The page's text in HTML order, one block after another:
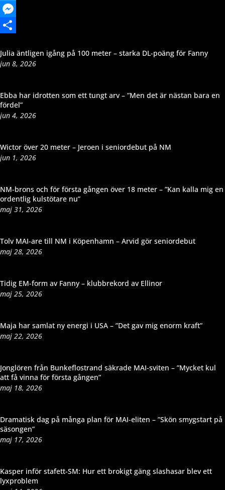
Twitter
Messenger
Julia äntligen igång på 100 meter – starka DL-poäng för Fanny
jun 8, 2026
Ebba har idrotten som ett tungt arv – ”Men det är nästan bara en
fördel”
jun 4, 2026
Wictor över 20 meter – Jeroen i seniordebut på NM
jun 1, 2026
NM-brons och för första gången över 18 meter – ”Kan kalla mig en
ordentlig kulstötare nu”
maj 31, 2026
Tolv MAI-are till NM i Köpenhamn – Arvid gör seniordebut
maj 28, 2026
Tidig EM-form av Fanny – klubbrekord av Ellinor
maj 25, 2026
Maja har samlat ny energi i USA – ”Det gav mig enorm kraft”
maj 22, 2026
Jonglören från Bunkeflostrand säkrade MAI-sviten – ”Mycket kul
att få vinna för första gången”
maj 18, 2026
Dramatisk dag på många plan för MAI-eliten – ”Skön smygstart på
säsongen”
maj 17, 2026
Kasper inför stafett-SM: Hur ett brokigt gäng slashasar blev ett
lyxproblem